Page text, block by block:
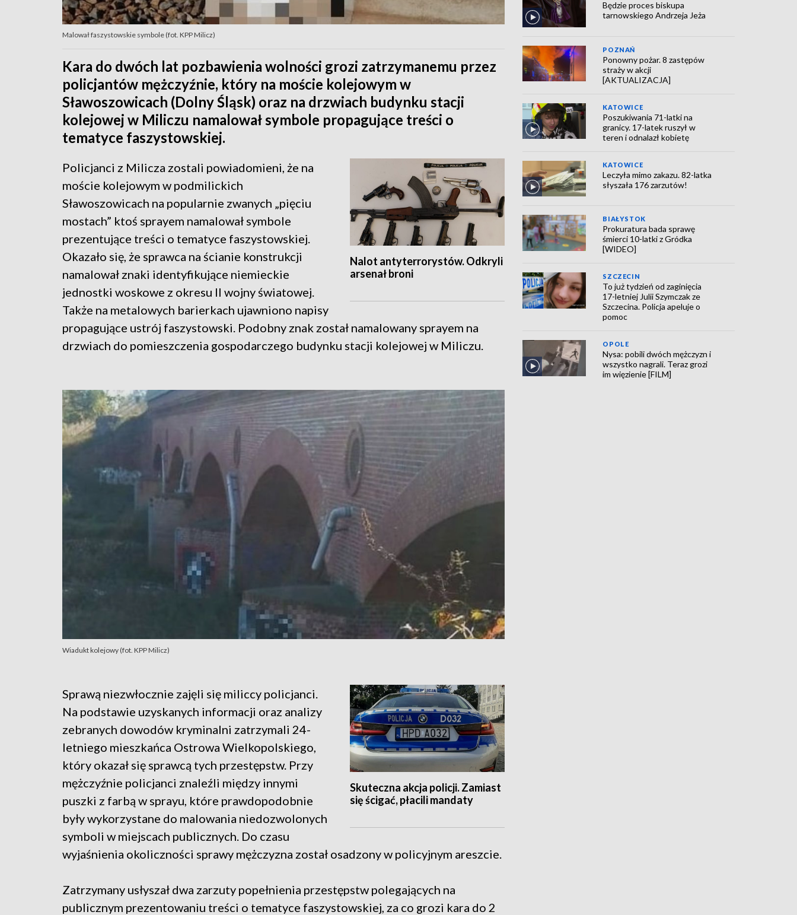
Malował faszystowskie symbole (fot. KPP Milicz)
Kara do dwóch lat pozbawienia wolności grozi zatrzymanemu przez
policjantów mężczyźnie, który na moście kolejowym w
Sławoszowicach (Dolny Śląsk) oraz na drzwiach budynku stacji
kolejowej w Miliczu namalował symbole propagujące treści o
tematyce faszystowskiej.
Nalot antyterrorystów. Odkryli
arsenał broni
Policjanci z Milicza zostali powiadomieni, że na
moście kolejowym w podmilickich
Sławoszowicach na popularnie zwanych „pięciu
mostach” ktoś sprayem namalował symbole
prezentujące treści o tematyce faszystowskiej.
Okazało się, że sprawca na ścianie konstrukcji
namalował znaki identyfikujące niemieckie
jednostki woskowe z okresu II wojny światowej.
Także na metalowych barierkach ujawniono napisy
propagujące ustrój faszystowski. Podobny znak został namalowany sprayem na
drzwiach do pomieszczenia gospodarczego budynku stacji kolejowej w Miliczu.
Wiadukt kolejowy (fot. KPP Milicz)
Skuteczna akcja policji. Zamiast
się ścigać, płacili mandaty
Sprawą niezwłocznie zajęli się miliccy policjanci.
Na podstawie uzyskanych informacji oraz analizy
zebranych dowodów kryminalni zatrzymali 24-
letniego mieszkańca Ostrowa Wielkopolskiego,
który okazał się sprawcą tych przestępstw. Przy
mężczyźnie policjanci znaleźli między innymi
puszki z farbą w sprayu, które prawdopodobnie
były wykorzystane do malowania niedozwolonych
symboli w miejscach publicznych. Do czasu
wyjaśnienia okoliczności sprawy mężczyzna został osadzony w policyjnym areszcie.
Zatrzymany usłyszał dwa zarzuty popełnienia przestępstw polegających na
publicznym prezentowaniu treści o tematyce faszystowskiej, za co grozi kara do 2
Będzie proces biskupa
tarnowskiego Andrzeja Jeża
POZNAŃ
Ponowny pożar. 8 zastępów
straży w akcji
[AKTUALIZACJA]
KATOWICE
Poszukiwania 71-latki na
granicy. 17-latek ruszył w
teren i odnalazł kobietę
KATOWICE
Leczyła mimo zakazu. 82-latka
słyszała 176 zarzutów!
BIAŁYSTOK
Prokuratura bada sprawę
śmierci 10-latki z Gródka
[WIDEO]
SZCZECIN
To już tydzień od zaginięcia
17-letniej Julii Szymczak ze
Szczecina. Policja apeluje o
pomoc
OPOLE
Nysa: pobili dwóch mężczyzn i
wszystko nagrali. Teraz grozi
im więzienie [FILM]